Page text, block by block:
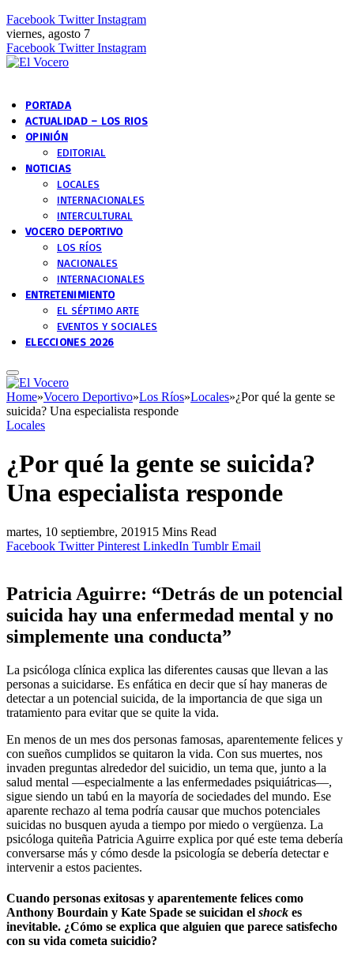
Facebook Twitter Instagram
viernes, agosto 7
Facebook Twitter Instagram
PORTADA
ACTUALIDAD – LOS RIOS
OPINIÓN
EDITORIAL
NOTICIAS
LOCALES
INTERNACIONALES
INTERCULTURAL
VOCERO DEPORTIVO
LOS RÍOS
NACIONALES
INTERNACIONALES
ENTRETENIMIENTO
EL SÉPTIMO ARTE
EVENTOS Y SOCIALES
ELECCIONES 2026
Home»Vocero Deportivo»Los Ríos»Locales»¿Por qué la gente se
suicida? Una especialista responde
Locales
¿Por qué la gente se suicida?
Una especialista responde
martes, 10 septiembre, 201915 Mins Read
Facebook Twitter Pinterest LinkedIn Tumblr Email
Patricia Aguirre: “Detrás de un potencial
suicida hay una enfermedad mental y no
simplemente una conducta”
La psicóloga clínica explica las diferentes causas que llevan a las
personas a suicidarse. Es enfática en decir que sí hay maneras de
detectar a un potencial suicida, de la importancia de que siga un
tratamiento para evitar que se quite la vida.
En menos de un mes dos personas famosas, aparentemente felices y
con sueños cumplidos se quitaron la vida. Con sus muertes, nos
invaden preguntas alrededor del suicidio, un tema que, junto a la
salud mental —especialmente a las enfermedades psiquiátricas—,
sigue siendo un tabú en la mayoría de sociedades del mundo. Ese
aparente rechazo al tema podría causar que muchos potenciales
suicidas no busquen ayuda a tiempo por miedo o vergüenza. La
psicóloga quiteña Patricia Aguirre explica por qué este tema debería
conversarse más y cómo desde la psicología se debería detectar e
intervenir a estos pacientes.
Cuando personas exitosas y aparentemente felices como
Anthony Bourdain y Kate Spade se suicidan el shock es
inevitable. ¿Cómo se explica que alguien que parece satisfecho
con su vida cometa suicidio?